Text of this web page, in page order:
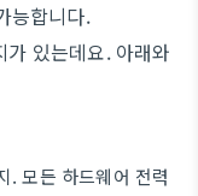
능합니다.
있는데요. 아래와
. 모든 하드웨어 전력